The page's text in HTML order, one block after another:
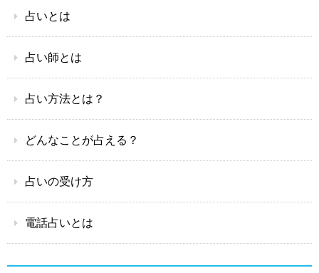
占いとは
占い師とは
占い方法とは？
どんなことが占える？
占いの受け方
電話占いとは